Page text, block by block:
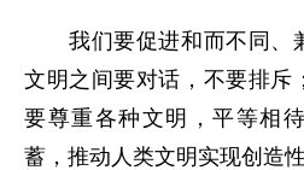
我们要促进和而不同、兼
文明之间要对话，不要排斥
要尊重各种文明，平等相
蓄，推动人类文明实现创造性